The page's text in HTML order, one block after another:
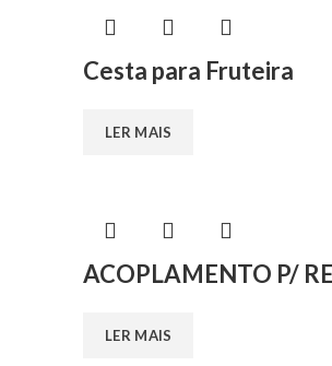
Cesta para Fruteira
LER MAIS
ACOPLAMENTO P/
LER MAIS